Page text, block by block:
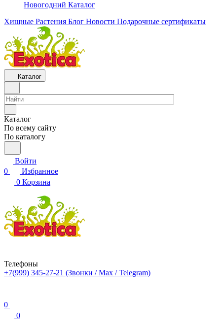
Новогодний Каталог
Хищные Растения Блог Новости Подарочные сертификаты
Каталог
Каталог
По всему сайту
По каталогу
Войти
0
Избранное
0 Корзина
Телефоны
+7(999) 345-27-21 (Звонки / Max / Telegram)
0
0